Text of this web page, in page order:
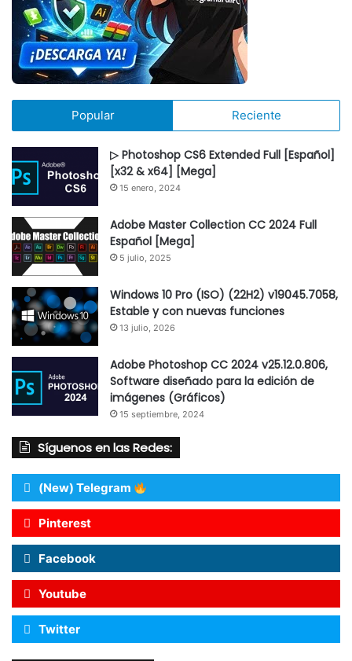
Popular Reciente
▷ Photoshop CS6 Extended Full [Español]
[x32 & x64] [Mega]
15 enero, 2024
Adobe Master Collection CC 2024 Full
Español [Mega]
5 julio, 2025
Windows 10 Pro (ISO) (22H2) v19045.7058,
Estable y con nuevas funciones
13 julio, 2026
Adobe Photoshop CC 2024 v25.12.0.806,
Software diseñado para la edición de
imágenes (Gráficos)
15 septiembre, 2024
Síguenos en las Redes:
(New) Telegram
Pinterest
Facebook
Youtube
Twitter